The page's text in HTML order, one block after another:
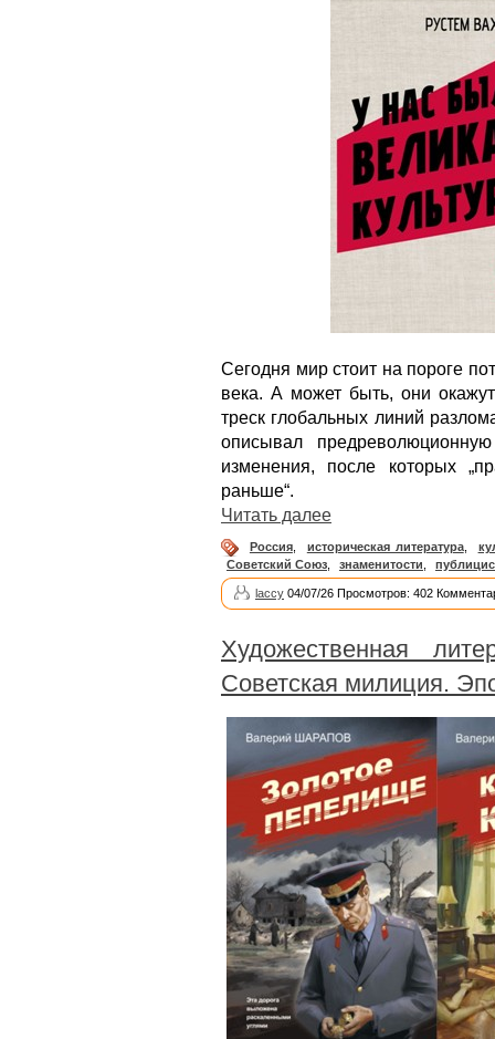
Сегодня мир стоит на пороге
века. А может быть, они
треск глобальных линий
описывал
изменения, после которых
раньше“.
Читать далее
Россия, историческая литература,
Советский Союз
знаменитости
laccy 04/07/26 Просмотров: 402
Художественная
Советская милиция.